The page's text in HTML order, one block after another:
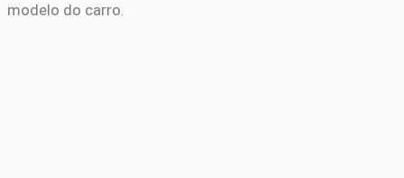
modelo do carro.